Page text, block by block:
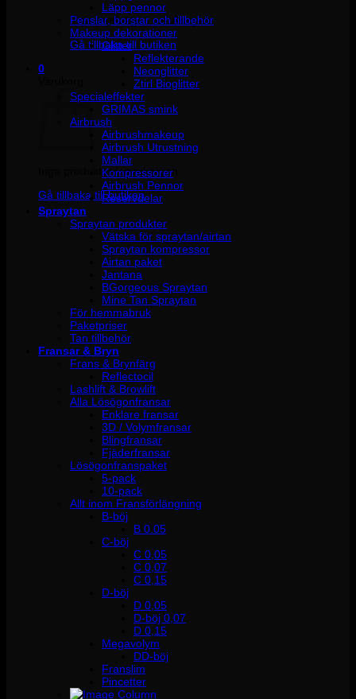
Inga produkter i varukorgen.
Gå tillbaka till butiken
0
Inga produkter i varukorgen.
Gå tillbaka till butiken
Läpp pennor
Penslar, borstar och tillbehör
Makeup dekorationer
Glitter
Reflekterande
Neonglitter
Ztirl Bioglitter
Specialeffekter
GRIMAS smink
Airbrush
Airbrushmakeup
Airbrush Utrustning
Mallar
Kompressorer
Airbrush Pennor
Reservdelar
Spraytan
Spraytan produkter
Vätska för spraytan/airtan
Spraytan kompressor
Airtan paket
Jantana
BGorgeous Spraytan
Mine Tan Spraytan
För hemmabruk
Paketpriser
Tan tillbehör
Fransar & Bryn
Frans & Brynfärg
Reflectocil
Lashlift & Browlift
Alla Lösögonfransar
Enklare fransar
3D / Volymfransar
Blingfransar
Fjäderfransar
Lösögonfranspaket
5-pack
10-pack
Allt inom Fransförlängning
B-böj
B 0.05
C-böj
C 0,05
C 0,07
C 0,15
D-böj
D 0,05
D-böj 0,07
D 0,15
Megavolym
DD-böj
Franslim
Pincetter